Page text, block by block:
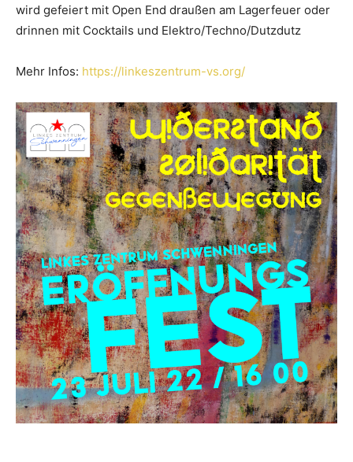
wird gefeiert mit Open End draußen am Lagerfeuer oder
drinnen mit Cocktails und Elektro/Techno/Dutzdutz
Mehr Infos: https://linkeszentrum-vs.org/